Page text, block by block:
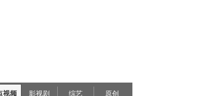
视频 影视剧 综艺 原创